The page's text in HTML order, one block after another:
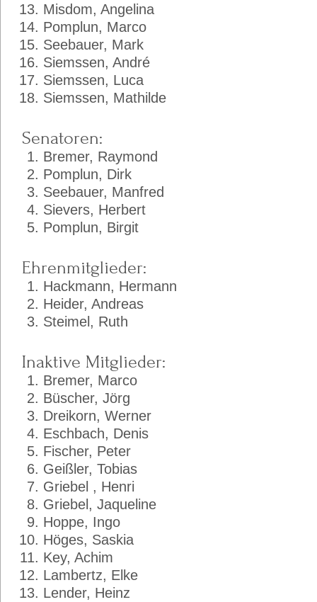
Misdom, Angelina
Pomplun, Marco
Seebauer, Mark
Siemssen, André
Siemssen, Luca
Siemssen, Mathilde
Senatoren:
Bremer, Raymond
Pomplun, Dirk
Seebauer, Manfred
Sievers, Herbert
Pomplun, Birgit
Ehrenmitglieder:
Hackmann, Hermann
Heider, Andreas
Steimel, Ruth
Inaktive Mitglieder:
Bremer, Marco
Büscher, Jörg
Dreikorn, Werner
Eschbach, Denis
Fischer, Peter
Geißler, Tobias
Griebel , Henri
Griebel, Jaqueline
Hoppe, Ingo
Höges, Saskia
Key, Achim
Lambertz, Elke
Lender, Heinz